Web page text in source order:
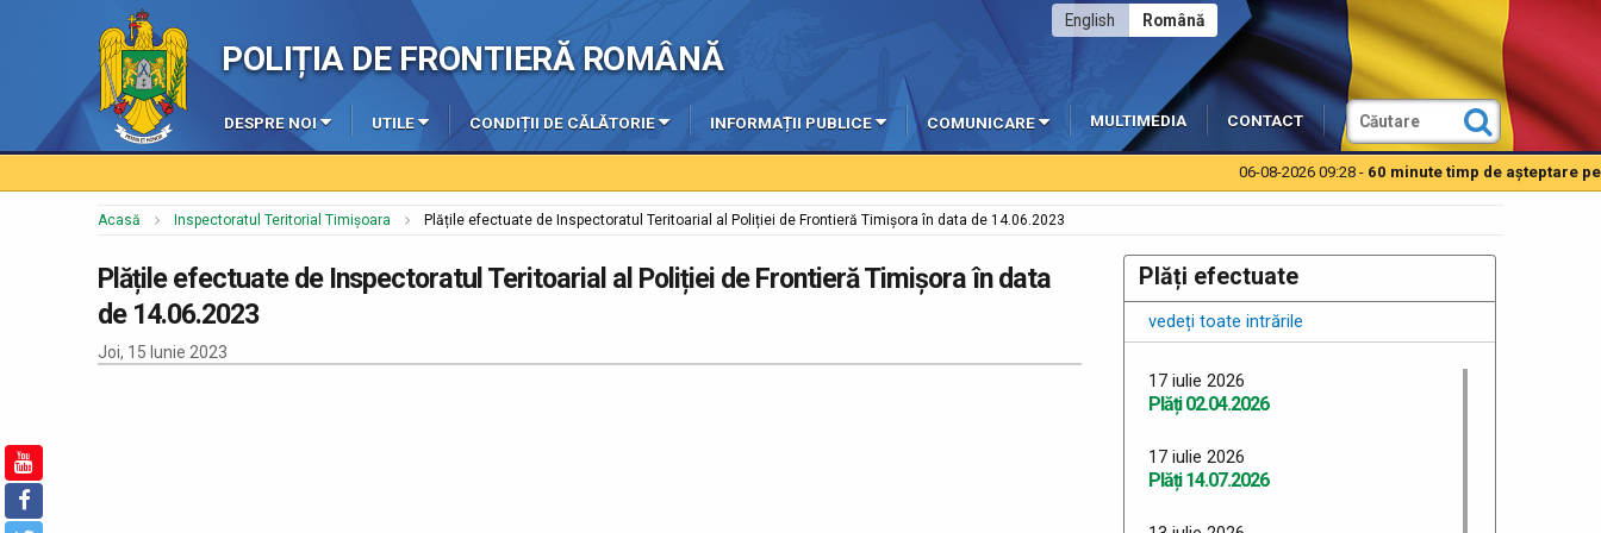
POLIȚIA DE FRONTIERĂ ROMÂNĂ
Română
English
DESPRE NOI UTILE CONDIȚII DE CĂLĂTORIE INFORMAȚII PUBLICE COMUNICARE MULTIMEDIA CONTACT
06-08-2026 09:28 -60 minute timp de aşteptare
Acasă Inspectoratul Teritorial Timișoara Plățile efectuate de Inspectoratul Teritoarial al Poliției de Frontieră Timișora în data de 14.06.2023
Plățile efectuate de Inspectoratul Teritoarial al Poliției de Frontieră Timișora în data
de 14.06.2023
Joi, 15 Iunie 2023
Plăți efectuate
vedeți toate intrările
17 iulie 2026
Plăți 02.04.2026
17 iulie 2026
Plăți 14.07.2026